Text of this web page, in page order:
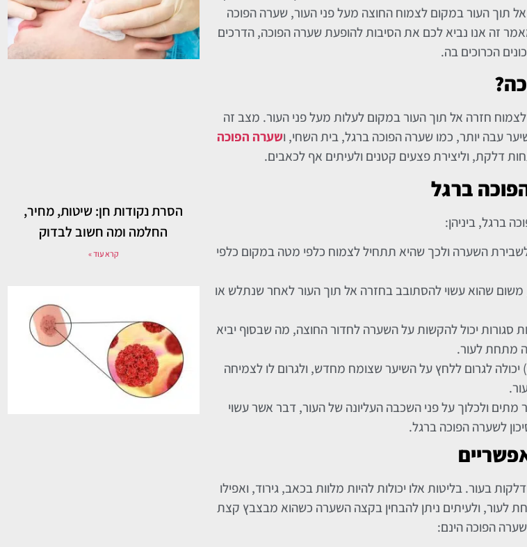
העור במקום לצמוח החוצה מעל פני העור, שערה הפוכה
זה אנו נביא לכם את הסיבות להופעת שערה הפוכה, הדרכים
הכרוכים בה.
חזרה אל תוך העור במקום לעלות מעל פני העור. מצב זה
עבה יותר, כמו שערה הפוכה ברגל, בית השחי, ושערה הפוכה
דלקת, וליצירת פצעים קטנים ולעיתים אף לכאבים.
ברגל
ברגל, ביניהן:
השערה ולכך שהיא תתחיל לצמוח כלפי מטה במקום כלפי
שהוא עשוי להסתובב בחזרה אל תוך העור לאחר שנתלש או
סגורות יכול להקשות על השערה לחדור החוצה, מה שבסוף יביא
מתחת לעור.
יכולה לגרום ללחץ על השיער שצומח מחדש, ולגרום לו לצמיחה
מתים ולכלוך על פני השכבה העליונה של העור, דבר אשר עשוי
לשערה הפוכה ברגל.
בעור. בליטות אלו יכולות להיות מלוות בכאב, גירוד, ואפילו
לעור, ולעיתים ניתן להבחין בקצה השערה כשהוא מבצבץ קצת
הפוכה הינם:
הסרת נקודות חן: שיטות, מחיר,
החלמה ומה חשוב לבדוק
קרא עוד »